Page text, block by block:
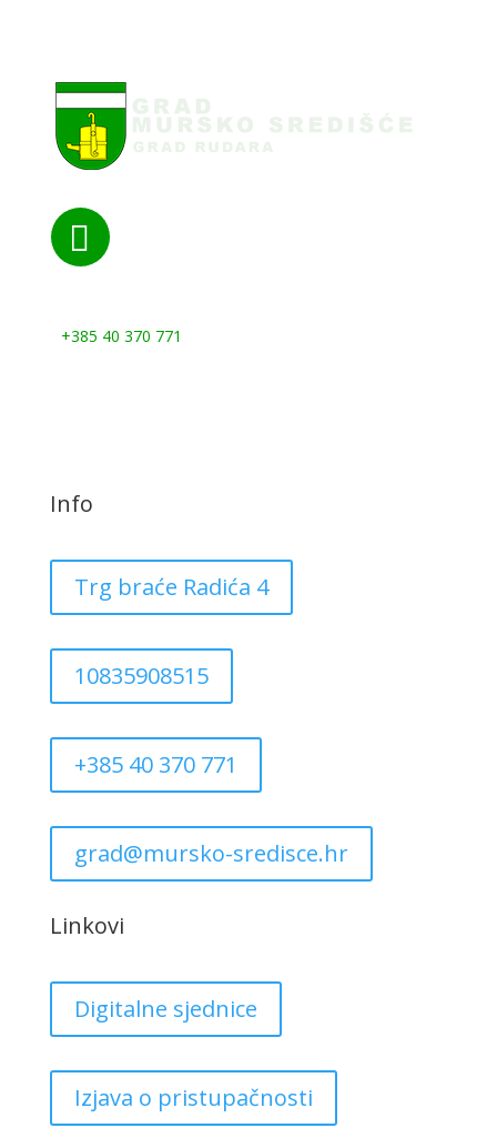

+385 40 370 771
Info
Trg braće Radića 4
10835908515
+385 40 370 771
grad@mursko-sredisce.hr
Linkovi
Digitalne sjednice
Izjava o pristupačnosti